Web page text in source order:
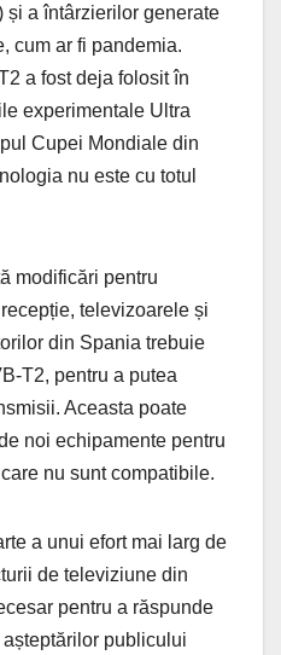
a întârzierilor generate
cum ar fi pandemia.
a fost deja folosit în
experimentale Ultra
Cupei Mondiale din
nu este cu totul
modificări pentru
televizoarele și
din Spania trebuie
T2, pentru a putea
Aceasta poate
noi echipamente pentru
nu sunt compatibile​.
a unui efort mai larg de
de televiziune din
pentru a răspunde
publicului